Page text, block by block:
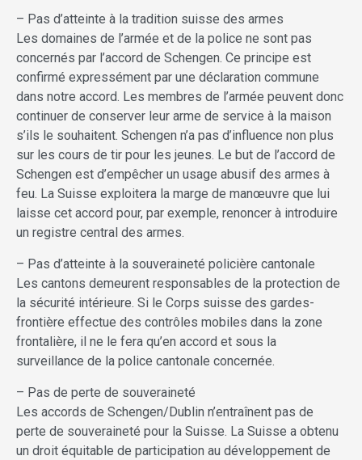
– Pas d’atteinte à la tradition suisse des armes
Les domaines de l’armée et de la police ne sont pas
concernés par l’accord de Schengen. Ce principe est
confirmé expressément par une déclaration commune
dans notre accord. Les membres de l’armée peuvent donc
continuer de conserver leur arme de service à la maison
s’ils le souhaitent. Schengen n’a pas d’influence non plus
sur les cours de tir pour les jeunes. Le but de l’accord de
Schengen est d’empêcher un usage abusif des armes à
feu. La Suisse exploitera la marge de manœuvre que lui
laisse cet accord pour, par exemple, renoncer à introduire
un registre central des armes.
– Pas d’atteinte à la souveraineté policière cantonale
Les cantons demeurent responsables de la protection de
la sécurité intérieure. Si le Corps suisse des gardes-
frontière effectue des contrôles mobiles dans la zone
frontalière, il ne le fera qu’en accord et sous la
surveillance de la police cantonale concernée.
– Pas de perte de souveraineté
Les accords de Schengen/Dublin n’entraînent pas de
perte de souveraineté pour la Suisse. La Suisse a obtenu
un droit équitable de participation au développement de